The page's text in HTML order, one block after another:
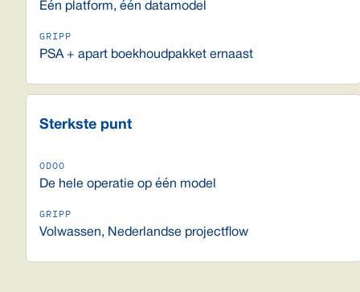
Eén platform, één datamodel
PSA + apart boekhoudpakket ernaast
Sterkste punt
De hele operatie op één model
Volwassen, Nederlandse projectflow